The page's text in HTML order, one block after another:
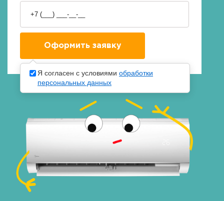
Я согласен с условиями обработки
персональных данных